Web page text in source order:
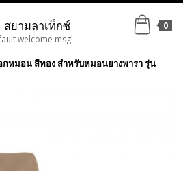
welcome msg!
0
กหมอน สีทอง สำหรับหมอนยางพารา รุ่น